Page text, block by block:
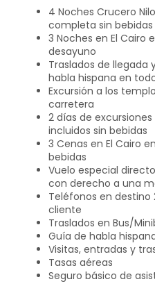
4 Noches Crucero
completa sin bebidas
3 Noches en El
desayuno
Traslados de llegada
habla hispana en
Excursión a los
carretera
2 días de
incluidos sin bebidas
3 Cenas en El Cairo
bebidas
Vuelo especial
con derecho a una
Teléfonos en destino
cliente
Traslados en Bus/
Guía de habla
Visitas, entradas y
Tasas aéreas
Seguro básico de